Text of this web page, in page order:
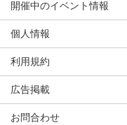
開催中のイベント情報
個人情報
利用規約
広告掲載
お問合わせ